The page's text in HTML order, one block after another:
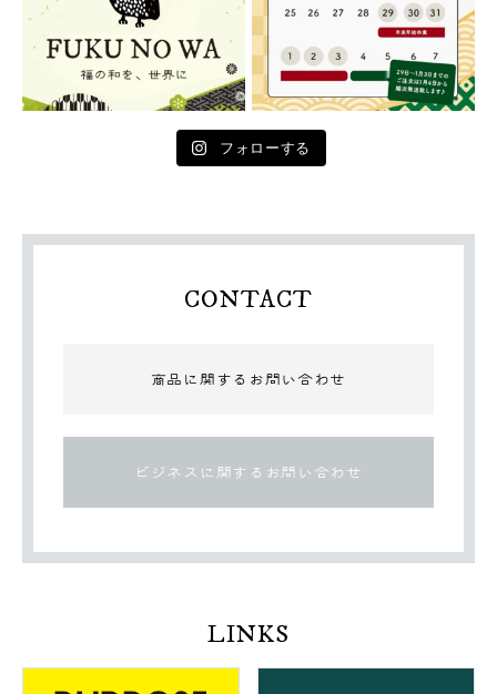
フォローする
CONTACT
商品に関するお問い合わせ
ビジネスに関するお問い合わせ
LINKS